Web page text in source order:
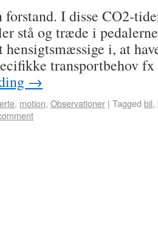
forstand. I disse CO2-
stå og træde i
hensigtsmæssige i, at
transportbehov
→
, motion, Observationer | Tagged bil,